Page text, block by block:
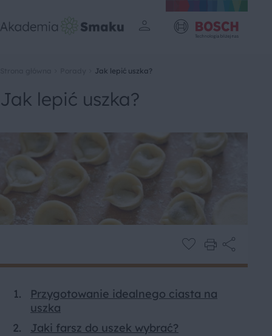
Jak lepić uszka?
Jak lepić uszka?
Przygotowanie idealnego ciasta na
uszka
Jaki farsz do uszek wybrać?